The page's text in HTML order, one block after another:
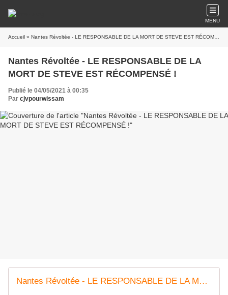
MENU
Accueil » Nantes Révoltée - LE RESPONSABLE DE LA MORT DE STEVE EST RÉCOMPENSÉ !
Nantes Révoltée - LE RESPONSABLE DE LA
MORT DE STEVE EST RÉCOMPENSÉ !
Publié le 04/05/2021 à 00:35
Par cjvpourwissam
Nantes Révoltée - LE RESPONSABLE DE LA MORT DE STEVE EST RÉCOMPENSÉ !